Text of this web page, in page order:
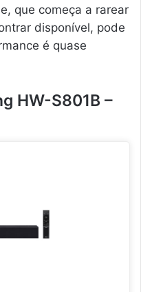
que começa a rarear
disponível, pode
é quase
HW-S801B –